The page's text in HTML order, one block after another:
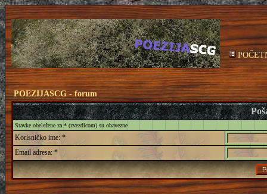
POEZIJASCG - forum
Stavke obeležene za * (zvezdicom) su obavezne
Korisničko ime: *
Email adresa: *